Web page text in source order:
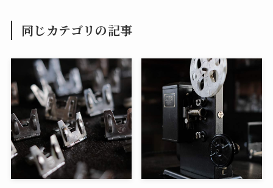
同じカテゴリの記事